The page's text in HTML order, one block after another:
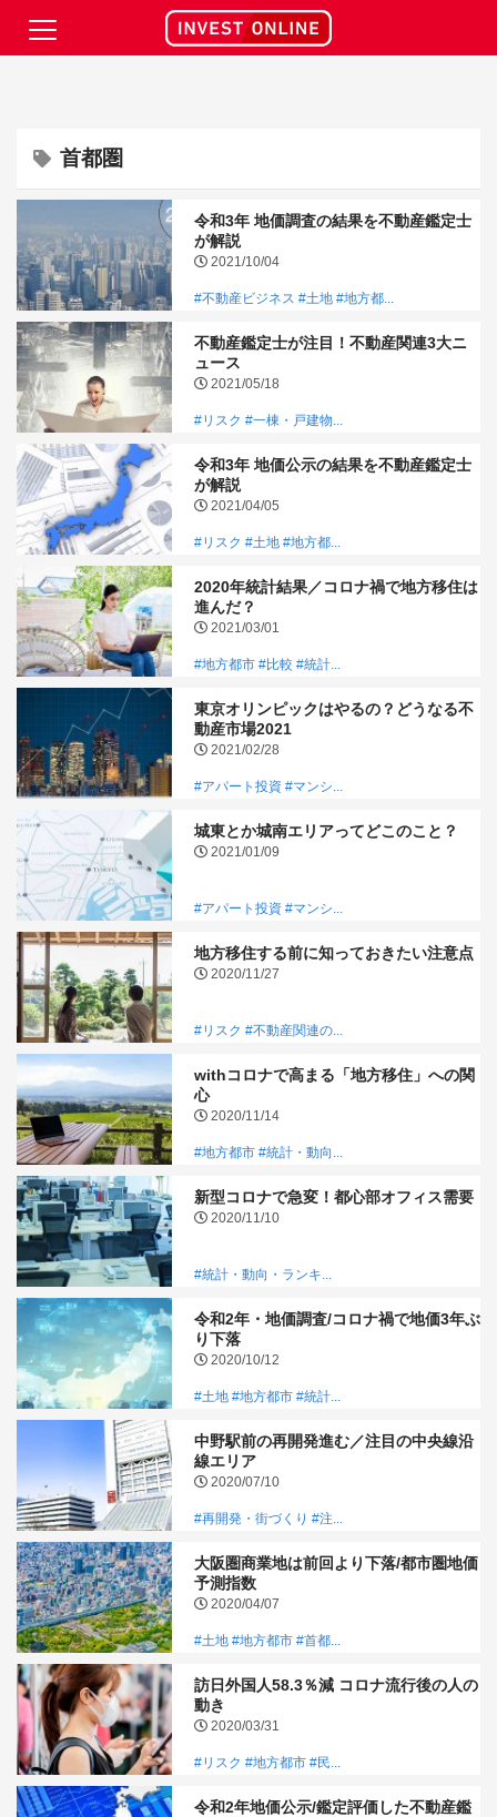
首都圏
令和3年 地価調査の結果を不動産鑑定士
が解説
2021/10/04
#不動産ビジネス #土地 #地方都...
不動産鑑定士が注目！不動産関連3大ニ
ュース
2021/05/18
#リスク #一棟・戸建物...
令和3年 地価公示の結果を不動産鑑定士
が解説
2021/04/05
#リスク #土地 #地方都...
2020年統計結果／コロナ禍で地方移住は
進んだ？
2021/03/01
#地方都市 #比較 #統計...
東京オリンピックはやるの？どうなる不
動産市場2021
2021/02/28
#アパート投資 #マンシ...
城東とか城南エリアってどこのこと？
2021/01/09
#アパート投資 #マンシ...
地方移住する前に知っておきたい注意点
2020/11/27
#リスク #不動産関連の...
withコロナで高まる「地方移住」への関
心
2020/11/14
#地方都市 #統計・動向...
新型コロナで急変！都心部オフィス需要
2020/11/10
#統計・動向・ランキ...
令和2年・地価調査/コロナ禍で地価3年ぶ
り下落
2020/10/12
#土地 #地方都市 #統計...
中野駅前の再開発進む／注目の中央線沿
線エリア
2020/07/10
#再開発・街づくり #注...
大阪圏商業地は前回より下落/都市圏地価
予測指数
2020/04/07
#土地 #地方都市 #首都...
訪日外国人58.3％減 コロナ流行後の人の
動き
2020/03/31
#リスク #地方都市 #民...
令和2年地価公示/鑑定評価した不動産鑑